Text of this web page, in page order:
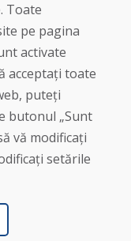
personal
Toate
pe pagina
activate
acceptați toate
puteți
butonul „Sunt
vă modificați
setările